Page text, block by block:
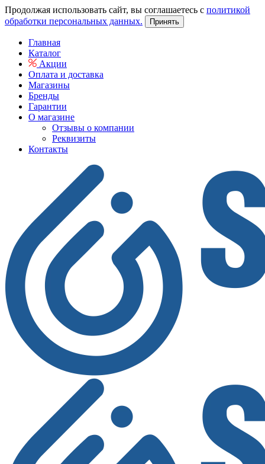
Продолжая использовать сайт, вы соглашаетесь с политикой
обработки персональных данных.
Принять
Главная
Каталог
Акции
Оплата и доставка
Магазины
Бренды
Гарантии
О магазине
Отзывы о компании
Реквизиты
Контакты